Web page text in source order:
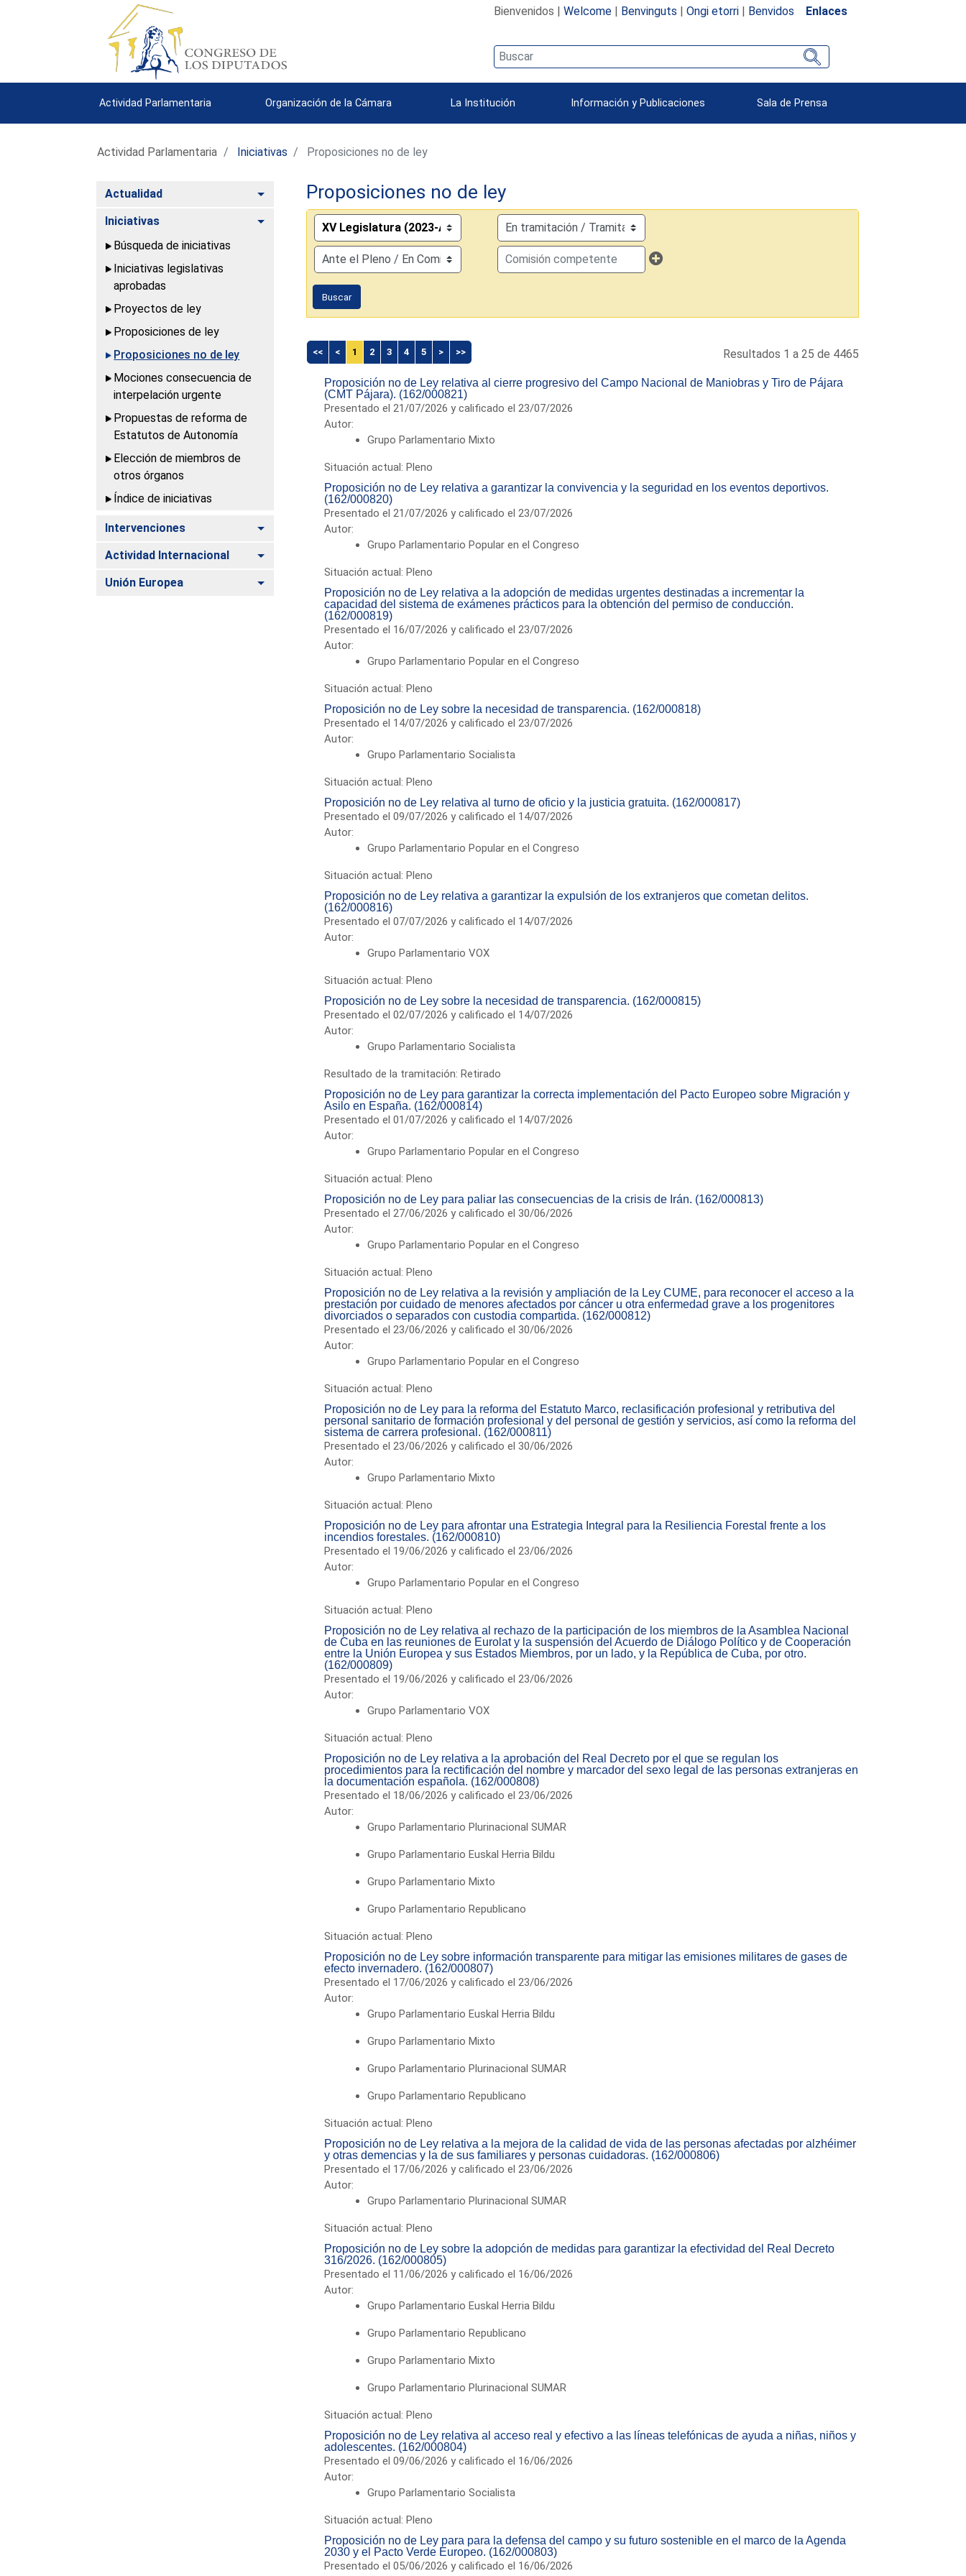
Bienvenidos | Welcome| Benvinguts | Ongi etorri| Benvidos Enlaces
Actividad Parlamentaria Organización de la Cámara La Institución Información y Publicaciones Sala de Prensa
Actividad Parlamentaria Iniciativas Proposiciones no de ley
Actualidad Alternar
Iniciativas
Alternar
Búsqueda de iniciativas
Iniciativas legislativas
aprobadas
Proyectos de ley
Proposiciones de ley
Proposiciones no de ley
Mociones consecuencia de
interpelación urgente
Propuestas de reforma de
Estatutos de Autonomía
Elección de miembros de
otros órganos
Índice de iniciativas
Intervenciones Alternar
Actividad Internacional Alternar
Unión Europea Alternar
Proposiciones no de ley
Buscar
<< < 1 2 3 4 5 > >> Resultados 1 a 25 de 4465
Proposición no de Ley relativa al cierre progresivo del Campo Nacional de Maniobras y Tiro de Pájara
(CMT Pájara). (162/000821)
Presentado el 21/07/2026 y calificado el 23/07/2026
Autor:
Grupo Parlamentario Mixto
Situación actual: Pleno
Proposición no de Ley relativa a garantizar la convivencia y la seguridad en los eventos deportivos.
(162/000820)
Presentado el 21/07/2026 y calificado el 23/07/2026
Autor:
Grupo Parlamentario Popular en el Congreso
Situación actual: Pleno
Proposición no de Ley relativa a la adopción de medidas urgentes destinadas a incrementar la
capacidad del sistema de exámenes prácticos para la obtención del permiso de conducción.
(162/000819)
Presentado el 16/07/2026 y calificado el 23/07/2026
Autor:
Grupo Parlamentario Popular en el Congreso
Situación actual: Pleno
Proposición no de Ley sobre la necesidad de transparencia. (162/000818)
Presentado el 14/07/2026 y calificado el 23/07/2026
Autor:
Grupo Parlamentario Socialista
Situación actual: Pleno
Proposición no de Ley relativa al turno de oficio y la justicia gratuita. (162/000817)
Presentado el 09/07/2026 y calificado el 14/07/2026
Autor:
Grupo Parlamentario Popular en el Congreso
Situación actual: Pleno
Proposición no de Ley relativa a garantizar la expulsión de los extranjeros que cometan delitos.
(162/000816)
Presentado el 07/07/2026 y calificado el 14/07/2026
Autor:
Grupo Parlamentario VOX
Situación actual: Pleno
Proposición no de Ley sobre la necesidad de transparencia. (162/000815)
Presentado el 02/07/2026 y calificado el 14/07/2026
Autor:
Grupo Parlamentario Socialista
Resultado de la tramitación: Retirado
Proposición no de Ley para garantizar la correcta implementación del Pacto Europeo sobre Migración y
Asilo en España. (162/000814)
Presentado el 01/07/2026 y calificado el 14/07/2026
Autor:
Grupo Parlamentario Popular en el Congreso
Situación actual: Pleno
Proposición no de Ley para paliar las consecuencias de la crisis de Irán. (162/000813)
Presentado el 27/06/2026 y calificado el 30/06/2026
Autor:
Grupo Parlamentario Popular en el Congreso
Situación actual: Pleno
Proposición no de Ley relativa a la revisión y ampliación de la Ley CUME, para reconocer el acceso a la
prestación por cuidado de menores afectados por cáncer u otra enfermedad grave a los progenitores
divorciados o separados con custodia compartida. (162/000812)
Presentado el 23/06/2026 y calificado el 30/06/2026
Autor:
Grupo Parlamentario Popular en el Congreso
Situación actual: Pleno
Proposición no de Ley para la reforma del Estatuto Marco, reclasificación profesional y retributiva del
personal sanitario de formación profesional y del personal de gestión y servicios, así como la reforma del
sistema de carrera profesional. (162/000811)
Presentado el 23/06/2026 y calificado el 30/06/2026
Autor:
Grupo Parlamentario Mixto
Situación actual: Pleno
Proposición no de Ley para afrontar una Estrategia Integral para la Resiliencia Forestal frente a los
incendios forestales. (162/000810)
Presentado el 19/06/2026 y calificado el 23/06/2026
Autor:
Grupo Parlamentario Popular en el Congreso
Situación actual: Pleno
Proposición no de Ley relativa al rechazo de la participación de los miembros de la Asamblea Nacional
de Cuba en las reuniones de Eurolat y la suspensión del Acuerdo de Diálogo Político y de Cooperación
entre la Unión Europea y sus Estados Miembros, por un lado, y la República de Cuba, por otro.
(162/000809)
Presentado el 19/06/2026 y calificado el 23/06/2026
Autor:
Grupo Parlamentario VOX
Situación actual: Pleno
Proposición no de Ley relativa a la aprobación del Real Decreto por el que se regulan los
procedimientos para la rectificación del nombre y marcador del sexo legal de las personas extranjeras en
la documentación española. (162/000808)
Presentado el 18/06/2026 y calificado el 23/06/2026
Autor:
Grupo Parlamentario Plurinacional SUMAR
Grupo Parlamentario Euskal Herria Bildu
Grupo Parlamentario Mixto
Grupo Parlamentario Republicano
Situación actual: Pleno
Proposición no de Ley sobre información transparente para mitigar las emisiones militares de gases de
efecto invernadero. (162/000807)
Presentado el 17/06/2026 y calificado el 23/06/2026
Autor:
Grupo Parlamentario Euskal Herria Bildu
Grupo Parlamentario Mixto
Grupo Parlamentario Plurinacional SUMAR
Grupo Parlamentario Republicano
Situación actual: Pleno
Proposición no de Ley relativa a la mejora de la calidad de vida de las personas afectadas por alzhéimer
y otras demencias y la de sus familiares y personas cuidadoras. (162/000806)
Presentado el 17/06/2026 y calificado el 23/06/2026
Autor:
Grupo Parlamentario Plurinacional SUMAR
Situación actual: Pleno
Proposición no de Ley sobre la adopción de medidas para garantizar la efectividad del Real Decreto
316/2026. (162/000805)
Presentado el 11/06/2026 y calificado el 16/06/2026
Autor:
Grupo Parlamentario Euskal Herria Bildu
Grupo Parlamentario Republicano
Grupo Parlamentario Mixto
Grupo Parlamentario Plurinacional SUMAR
Situación actual: Pleno
Proposición no de Ley relativa al acceso real y efectivo a las líneas telefónicas de ayuda a niñas, niños y
adolescentes. (162/000804)
Presentado el 09/06/2026 y calificado el 16/06/2026
Autor:
Grupo Parlamentario Socialista
Situación actual: Pleno
Proposición no de Ley para para la defensa del campo y su futuro sostenible en el marco de la Agenda
2030 y el Pacto Verde Europeo. (162/000803)
Presentado el 05/06/2026 y calificado el 16/06/2026